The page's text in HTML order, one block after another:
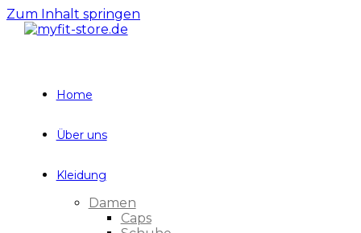
Zum Inhalt springen
Home
Über uns
Kleidung
Damen
Caps